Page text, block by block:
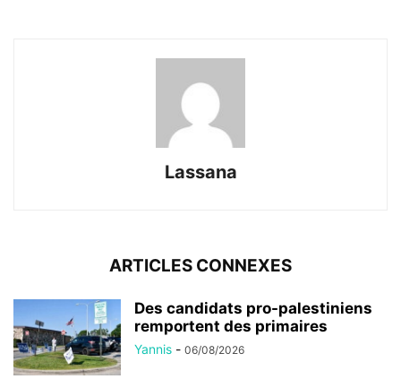
Lassana
ARTICLES CONNEXES
Des candidats pro-palestiniens
remportent des primaires
Yannis - 06/08/2026